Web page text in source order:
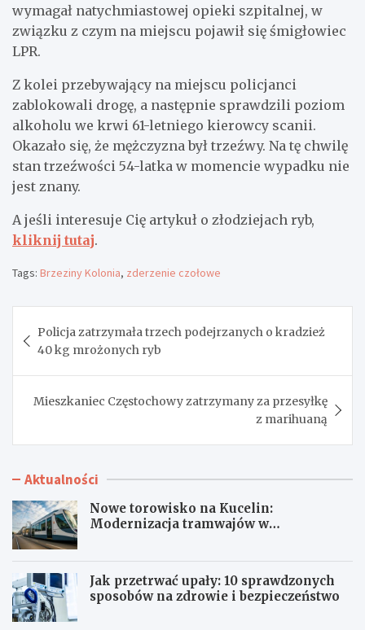
wymagał natychmiastowej opieki szpitalnej, w
związku z czym na miejscu pojawił się śmigłowiec
LPR.
Z kolei przebywający na miejscu policjanci
zablokowali drogę, a następnie sprawdzili poziom
alkoholu we krwi 61-letniego kierowcy scanii.
Okazało się, że mężczyzna był trzeźwy. Na tę chwilę
stan trzeźwości 54-latka w momencie wypadku nie
jest znany.
A jeśli interesuje Cię artykuł o złodziejach ryb,
kliknij tutaj.
Tags: Brzeziny Kolonia, zderzenie czołowe
wpisu
Policja zatrzymała trzech podejrzanych o kradzież
40 kg mrożonych ryb
Mieszkaniec Częstochowy zatrzymany za przesyłkę
z marihuaną
Aktualności
Nowe torowisko na Kucelin:
Modernizacja tramwajów w
Jak przetrwać upały: 10 sprawdzonych
sposobów na zdrowie i bezpieczeństwo